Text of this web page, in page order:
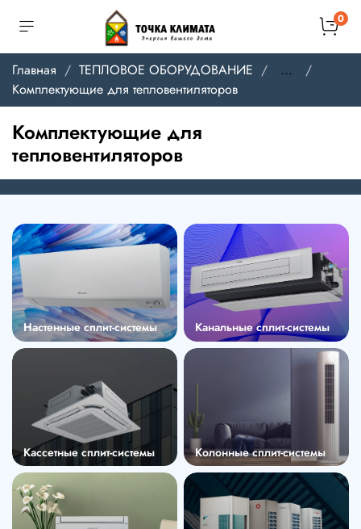
0
Главная ТЕПЛОВОЕ ОБОРУДОВАНИЕ
...
Комплектующие для тепловентиляторов
Комплектующие для
тепловентиляторов
Настенные сплит-системы Канальные сплит-системы
Кассетные сплит-системы Колонные сплит-системы